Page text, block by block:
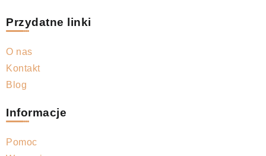
Przydatne linki
O nas
Kontakt
Blog
Informacje
Pomoc